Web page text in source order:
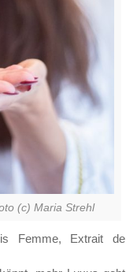
(c) Maria Strehl
Femme, Extrait de